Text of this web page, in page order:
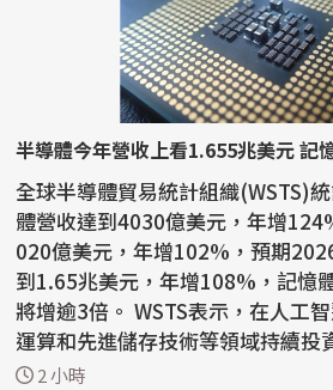
半導體今年營收上看1.655兆美元 記
全球半導體貿易統計組織(WSTS)
體營收達到4030億美元，年增
020億美元，年增102%，預期
到1.65兆美元，年增108%，記憶
將增逾3倍。 WSTS表示，在人工智慧基礎設施、高效能
運算和先進儲存技術等領域持續投
產業今年上半年...
2 小時